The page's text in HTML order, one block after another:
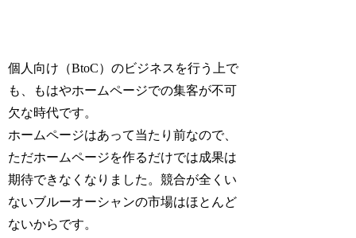
個人向け（BtoC）のビジネスを行う上で
も、もはやホームページでの集客が不可
欠な時代です。
ホームページはあって当たり前なので、
ただホームページを作るだけでは成果は
期待できなくなりました。競合が全くい
ないブルーオーシャンの市場はほとんど
ないからです。